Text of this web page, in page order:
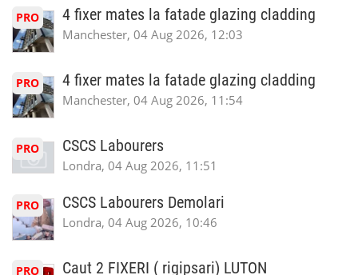
PRO 4 fixer mates la fatade glazing cladding
Manchester, 04 Aug 2026, 12:03
PRO 4 fixer mates la fatade glazing cladding
Manchester, 04 Aug 2026, 11:54
PRO CSCS Labourers
Londra, 04 Aug 2026, 11:51
PRO CSCS Labourers Demolari
Londra, 04 Aug 2026, 10:46
PRO Caut 2 FIXERI ( rigipsari) LUTON